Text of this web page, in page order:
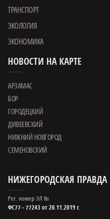
ТРАНСПОРТ
ЭКОЛОГИЯ
ЭКОНОМИКА
НОВОСТИ НА КАРТЕ
АРЗАМАС
БОР
ГОРОДЕЦКИЙ
ДИВЕЕВСКИЙ
НИЖНИЙ НОВГОРОД
СЕМЕНОВСКИЙ
НИЖЕГОРОДСКАЯ ПРАВДА
Рег. номер ЭЛ №
ФС77 – 77243 от 20.11.2019 г.